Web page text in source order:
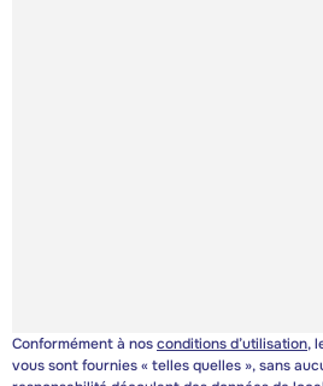
Conformément à nosconditions d’utilisation,
vous sont fournies « telles quelles », sans